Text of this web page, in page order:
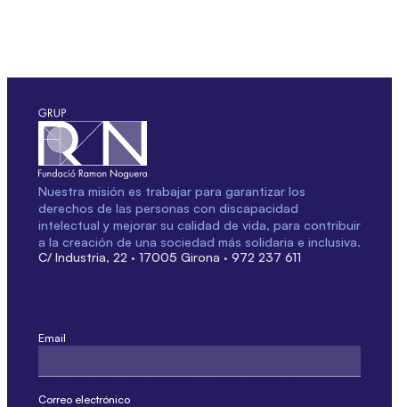
Nuestra misión es trabajar para garantizar los
derechos de las personas con discapacidad
intelectual y mejorar su calidad de vida, para contribuir
a la creación de una sociedad más solidaria e inclusiva.
C/ Industria, 22 · 17005 Girona · 972 237 611
Email
Correo electrónico